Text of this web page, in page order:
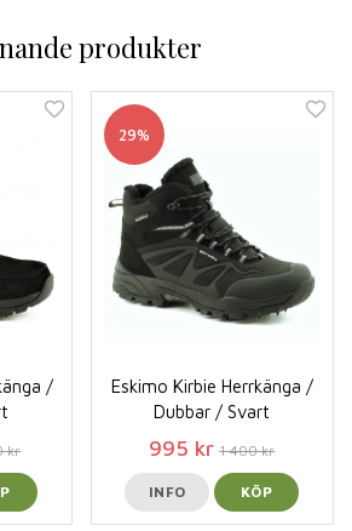
produkter
/
kr
29%
Eskimo Kirbie Herrkänga /
Dubbar / Svart
995 kr 1 400 kr
INFO KÖP